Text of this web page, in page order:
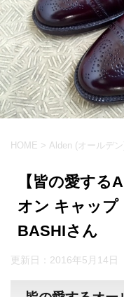
HOME > Alden (オールデン
【皆の愛する
オン キャッ
BASHIさん
更新日： 2016年5月14日